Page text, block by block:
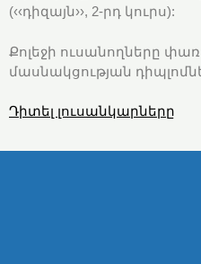
(‹‹դիզայն››, 2-րդ կուրս):
Քոլեջի ուսանողները
մասնակցության
Դիտել լուսանկարները